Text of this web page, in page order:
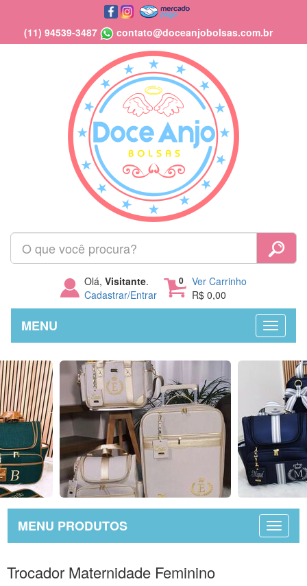
(11) 94539-3487 contato@doceanjobolsas.com.br
Olá, Visitante.
Cadastrar/Entrar
0
Ver Carrinho
R$ 0,00
MENU
MENU PRODUTOS
Trocador Maternidade Feminino